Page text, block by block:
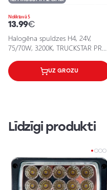
Noliktavā 5
13.99€
Halogēna spuldzes H4, 24V,
75/70W, 3200K, TRUCKSTAR PRO
UZ GROZU
Līdzīgi produkti